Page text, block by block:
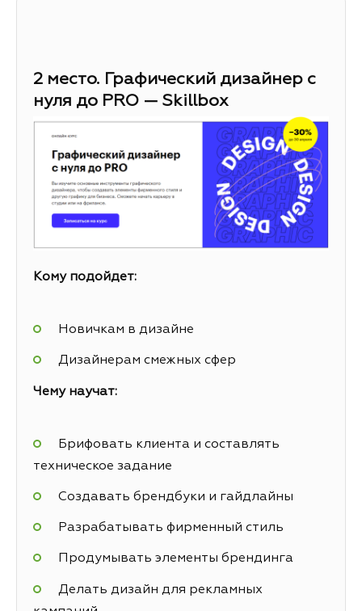
2 место. Графический дизайнер с
нуля до PRO — Skillbox
Кому подойдет:
Новичкам в дизайне
Дизайнерам смежных сфер
Чему научат:
Брифовать клиента и составлять
техническое задание
Создавать брендбуки и гайдлайны
Разрабатывать фирменный стиль
Продумывать элементы брендинга
Делать дизайн для рекламных